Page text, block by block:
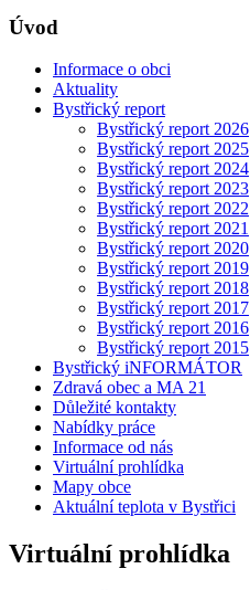
Úvod
Informace o obci
Aktuality
Bystřický report
Bystřický report 2026
Bystřický report 2025
Bystřický report 2024
Bystřický report 2023
Bystřický report 2022
Bystřický report 2021
Bystřický report 2020
Bystřický report 2019
Bystřický report 2018
Bystřický report 2017
Bystřický report 2016
Bystřický report 2015
Bystřický iNFORMÁTOR
Zdravá obec a MA 21
Důležité kontakty
Nabídky práce
Informace od nás
Virtuální prohlídka
Mapy obce
Aktuální teplota v Bystřici
Virtuální prohlídka